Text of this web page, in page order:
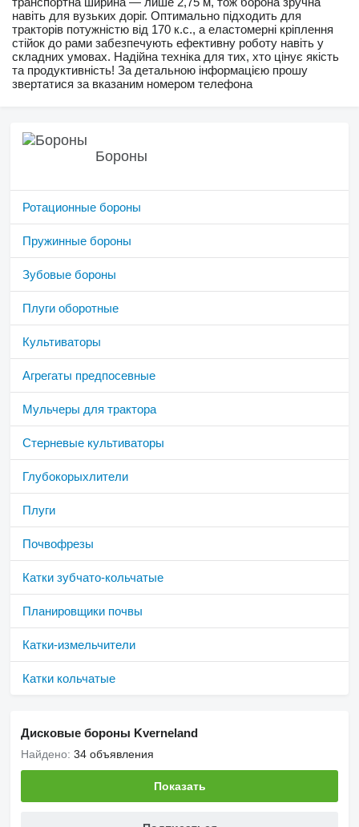
навіть для вузьких доріг. Оптимально підходить для
тракторів потужністю від 170 к.с., а еластомерні кріплення
стійок до рами забезпечують ефективну роботу навіть у
складних умовах. Надійна техніка для тих, хто цінує якість
та продуктивність! За детальною інформацією прошу
звертатися за вказаним номером телефона
Бороны
Ротационные бороны
Пружинные бороны
Зубовые бороны
Плуги оборотные
Культиваторы
Агрегаты предпосевные
Мульчеры для трактора
Стерневые культиваторы
Глубокорыхлители
Плуги
Почвофрезы
Катки зубчато-кольчатые
Планировщики почвы
Катки-измельчители
Катки кольчатые
Дисковые бороны Kverneland
Найдено: 34 объявления
Показать